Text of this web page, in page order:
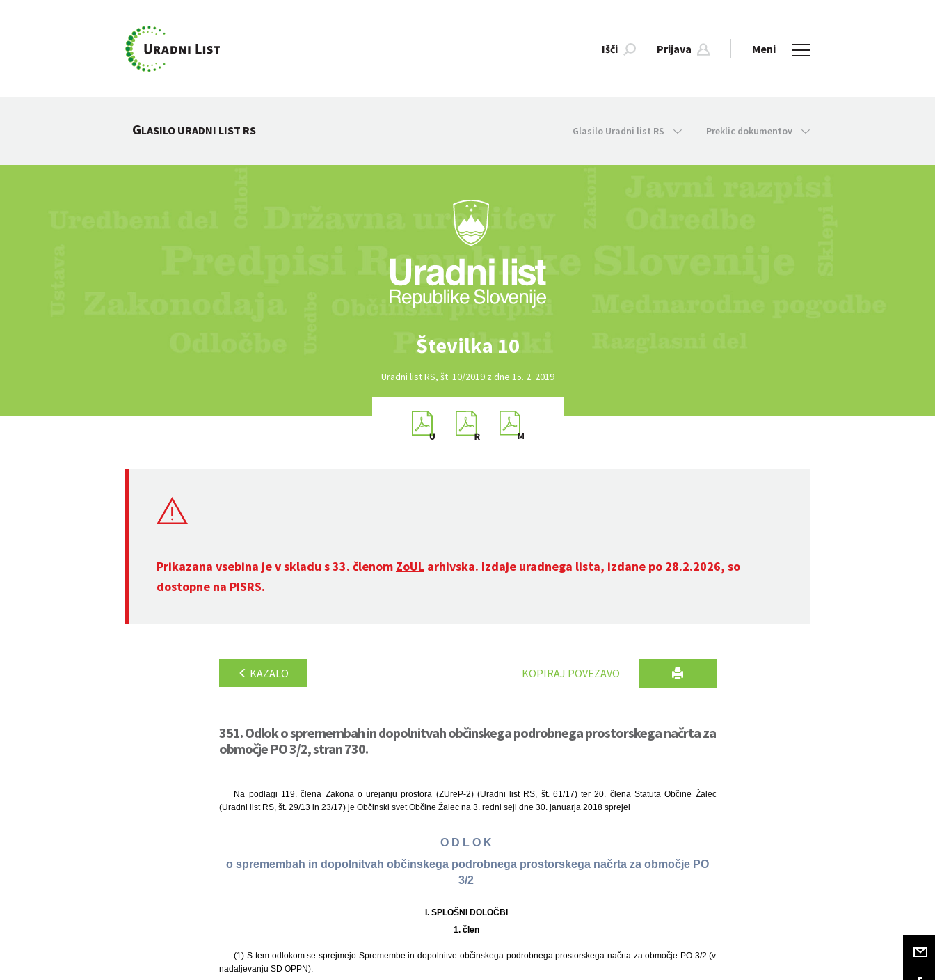
Išči Prijava Meni
GLASILO URADNI LIST RS Glasilo Uradni list RS Preklic dokumentov
Številka 10
Uradni list RS, št. 10/2019 z dne 15. 2. 2019
Prikazana vsebina je v skladu s 33. členom ZoUL arhivska. Izdaje uradnega lista, izdane po 28.2.2026, so
dostopne na PISRS.
KAZALO KOPIRAJ POVEZAVO
351. Odlok o spremembah in dopolnitvah občinskega podrobnega prostorskega načrta za
območje PO 3/2, stran 730.
Na podlagi 119. člena Zakona o urejanju prostora (ZUreP-2) (Uradni list RS, št. 61/17) ter 20. člena Statuta Občine Žalec
(Uradni list RS, št. 29/13 in 23/17) je Občinski svet Občine Žalec na 3. redni seji dne 30. januarja 2018 sprejel
O D L O K
o spremembah in dopolnitvah občinskega podrobnega prostorskega načrta za območje PO
3/2
I. SPLOŠNI DOLOČBI
1. člen
(1) S tem odlokom se sprejmejo Spremembe in dopolnitve občinskega podrobnega prostorskega načrta za območje PO 3/2 (v
nadaljevanju SD OPPN).